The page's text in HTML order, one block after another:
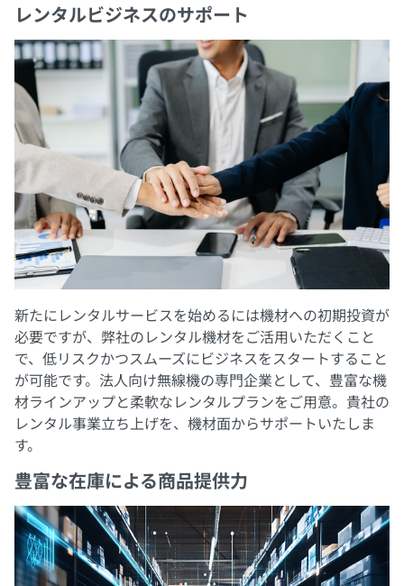
レンタルビジネスのサポート
新たにレンタルサービスを始めるには機材への初期投資が
必要ですが、弊社のレンタル機材をご活用いただくこと
で、低リスクかつスムーズにビジネスをスタートすること
が可能です。法人向け無線機の専門企業として、豊富な機
材ラインアップと柔軟なレンタルプランをご用意。貴社の
レンタル事業立ち上げを、機材面からサポートいたしま
す。
豊富な在庫による商品提供力